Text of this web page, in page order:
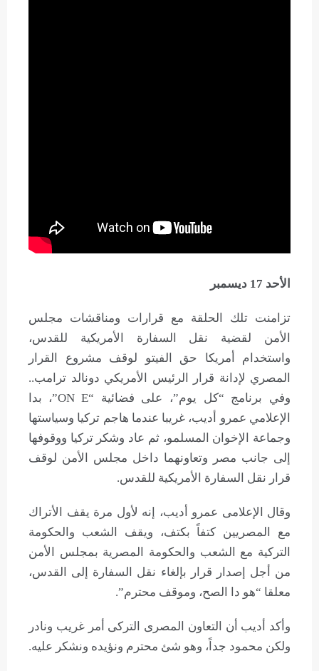
الأحد 17 ديسمبر
تزامنت تلك الحلقة مع قرارات ومناقشات مجلس
الأمن لقضية نقل السفارة الأمريكية للقدس،
واستخدام أمريكا حق الفيتو لوقف مشروع القرار
المصري لإدانة قرار الرئيس الأمريكي دونالد ترامب..
وفي برنامج “كل يوم”، على فضائية “ON E”، بدا
الإعلامي عمرو أديب، غريبا عندما هاجم تركيا وسياستها
وجماعة الإخوان المسلمو، ثم عاد وشكر تركيا ووقوفها
إلى جانب مصر وتعاونهما داخل مجلس الأمن لوقف
قرار نقل السفارة الأمريكية للقدس.
وقال الإعلامى عمرو أديب، إنه لأول مرة يقف الأتراك
مع المصريين كتفاً بكتف، ويقف الشعب والحكومة
التركية مع الشعب والحكومة المصرية بمجلس الأمن
من أجل إصدار قرار بإلغاء نقل السفارة إلى القدس،
معلقا “هو دا الصح، وموقف محترم”.
وأكد أديب أن التعاون المصرى التركى أمر غريب ونادر
ولكن محمود جداً، وهو شئ محترم ونؤيده ونشكر عليه.